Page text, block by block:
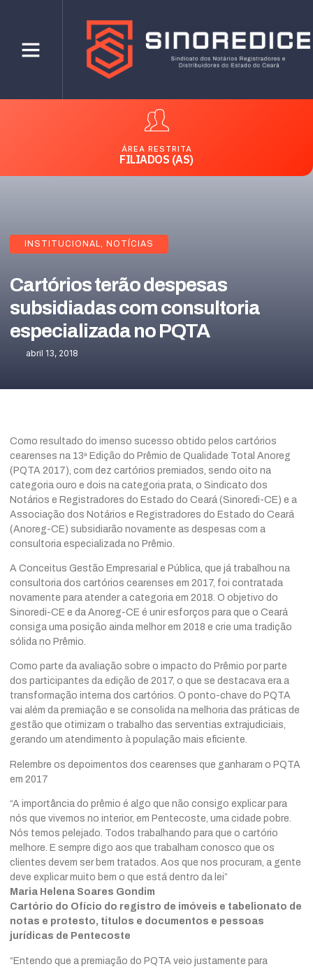
ÁREA RESTRITA
FILIADOS (AS)
INSTITUCIONAL, NOTÍCIAS
Cartórios terão despesas
subsidiadas com consultoria
especializada no PQTA
abril 13, 2018
Como resultado do imenso sucesso obtido pelos cartórios
cearenses na 13ª Edição do Prêmio de Qualidade Total Anoreg
(PQTA 2017), com dez cartórios premiados, sendo oito na
categoria ouro e dois na categoria prata, o Sindicato dos
Notários e Registradores do Estado do Ceará (Sinoredi-CE) e a
Associação dos Notários e Registradores do Estado do Ceará
(Anoreg-CE) subsidiarão novamente as despesas com a
consultoria especializada no Prêmio.
A Conceitus Gestão Empresarial e Pública, que já trabalhou na
consultoria dos cartórios cearenses em 2017, foi contratada
novamente para atender a categoria em 2018. O objetivo do
Sinoredi-CE e da Anoreg-CE é unir esforços para que o Ceará
consiga uma posição ainda melhor em 2018 e crie uma tradição
sólida no Prêmio.
Como parte da avaliação sobre o impacto do Prêmio por parte
dos participantes da edição de 2017, o que se destacava era a
transformação interna dos cartórios. O ponto-chave do PQTA
vai além da premiação e se consolida na melhoria das práticas de
gestão que otimizam o trabalho das serventias extrajudiciais,
gerando um atendimento à população mais eficiente.
Relembre os depoimentos dos cearenses que ganharam o PQTA
em 2017
“A importância do prêmio é algo que não consigo explicar para
nós que vivemos no interior, em Pentecoste, uma cidade pobre.
Nós temos pelejado. Todos trabalhando para que o cartório
melhore. E sempre digo aos que trabalham conosco que os
clientes devem ser bem tratados. Aos que nos procuram, a gente
deve explicar muito bem o que está dentro da lei”
Maria Helena Soares Gondim
Cartório do Ofício do registro de imóveis e tabelionato de
notas e protesto, títulos e documentos e pessoas
jurídicas de Pentecoste
“Entendo que a premiação do PQTA veio justamente para